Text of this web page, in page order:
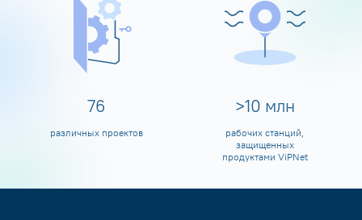
80
различных проектов
>10 млн
рабочих станций,
защищенных
продуктами ViPNet